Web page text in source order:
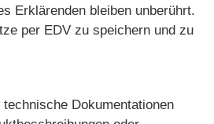
Erklärenden bleiben unberührt.
per EDV zu speichern und zu
Dokumentationen